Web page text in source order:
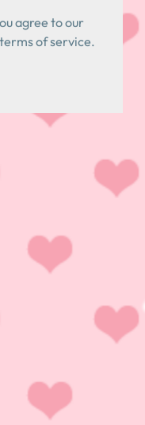
agree to our
of service.